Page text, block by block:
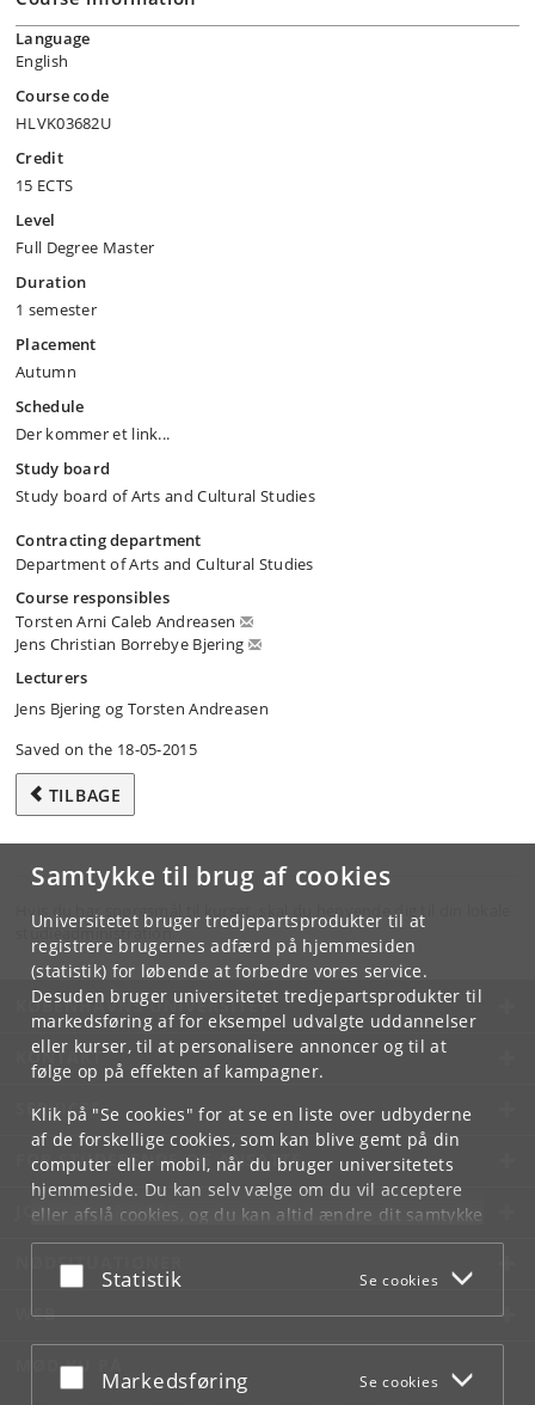
Samtykke til brug af cookies
Universitetet bruger tredjepartsprodukter til at
registrere brugernes adfærd på hjemmesiden
(statistik) for løbende at forbedre vores service.
Desuden bruger universitetet tredjepartsprodukter til
markedsføring af for eksempel udvalgte uddannelser
eller kurser, til at personalisere annoncer og til at
følge op på effekten af kampagner.
Klik på "Se cookies" for at se en liste over udbyderne
af de forskellige cookies, som kan blive gemt på din
computer eller mobil, når du bruger universitetets
hjemmeside. Du kan selv vælge om du vil acceptere
eller afslå cookies, og du kan altid ændre dit samtykke
underCookie- og privatlivspolitiksom du finder i
bunden af hver side.
Acceptér eller afslå
Statistik Se cookies
Acceptér eller afslå
Markedsføring Se cookies
Language
English
Course code
HLVK03682U
Credit
15 ECTS
Level
Full Degree Master
Duration
1 semester
Placement
Autumn
Schedule
Der kommer et link...
Study board
Study board of Arts and Cultural Studies
Contracting department
Department of Arts and Cultural Studies
Course responsibles
Torsten Arni Caleb Andreasen
Jens Christian Borrebye Bjering
Lecturers
Jens Bjering og Torsten Andreasen
Saved on the 18-05-2015
TILBAGE
Hvis du har spørgsmål til kurset, skal du henvende dig til din lokale
studieadministration.
KØBENHAVNS UNIVERSITET
KONTAKT
SERVICES
FOR STUDERENDE OG ANSATTE
JOB OG KARRIERE
NØDSITUATIONER
WEB
MØD KU PÅ